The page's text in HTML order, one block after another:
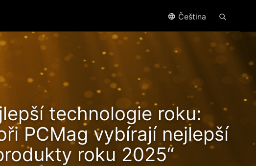
Čeština
technologie roku:
PCMag vybírají nejlepší
roku 2025“